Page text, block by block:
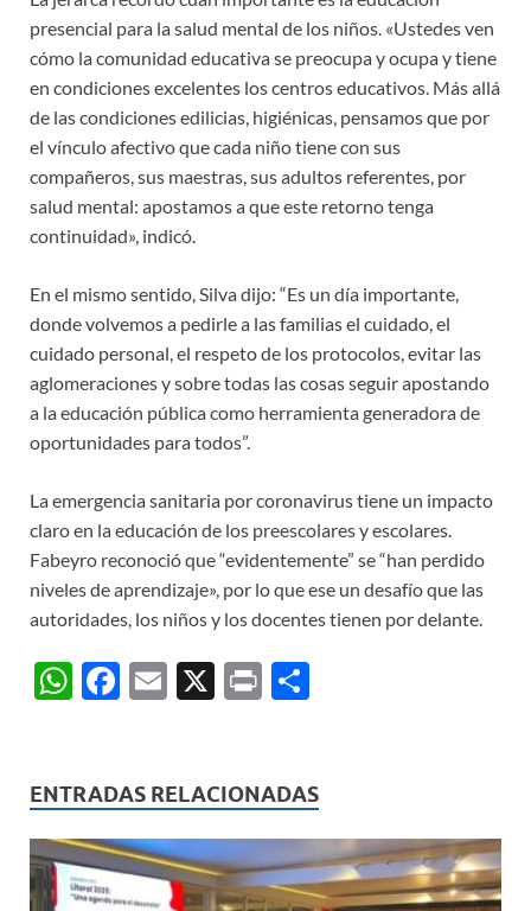
presencial para la salud mental de los niños. «Ustedes ven
cómo la comunidad educativa se preocupa y ocupa y tiene
en condiciones excelentes los centros educativos. Más allá
de las condiciones edilicias, higiénicas, pensamos que por
el vínculo afectivo que cada niño tiene con sus
compañeros, sus maestras, sus adultos referentes, por
salud mental: apostamos a que este retorno tenga
continuidad», indicó.
En el mismo sentido, Silva dijo: “Es un día importante,
donde volvemos a pedirle a las familias el cuidado, el
cuidado personal, el respeto de los protocolos, evitar las
aglomeraciones y sobre todas las cosas seguir apostando
a la educación pública como herramienta generadora de
oportunidades para todos”.
La emergencia sanitaria por coronavirus tiene un impacto
claro en la educación de los preescolares y escolares.
Fabeyro reconoció que “evidentemente” se “han perdido
niveles de aprendizaje», por lo que ese un desafío que las
autoridades, los niños y los docentes tienen por delante.
W
s
A
p
F
b
o
o
E
X
P
p
ar
ti
ENTRADAS RELACIONADAS